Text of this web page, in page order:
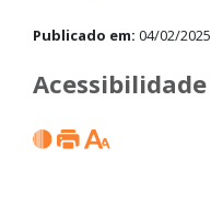
Publicado em: 04/02/2025
Acessibilidade